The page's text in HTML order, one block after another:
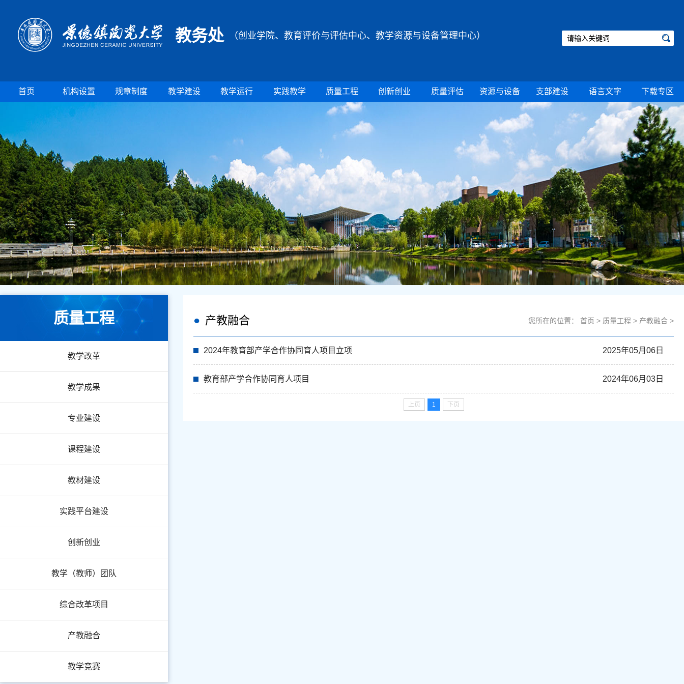
教务处 （创业学院、教育评价与评估中心、教学资源与设备管理中心）
首页 机构设置 规章制度 教学建设 教学运行 实践教学 质量工程 创新创业 质量评估 资源与设备 支部建设 语言文字 下载专区
质量工程
教学改革
教学成果
专业建设
课程建设
教材建设
实践平台建设
创新创业
教学（教师）团队
综合改革项目
产教融合
教学竞赛
产教融合 您所在的位置： 首页 > 质量工程 > 产教融合 >
2024年教育部产学合作协同育人项目立项 2025年05月06日
教育部产学合作协同育人项目 2024年06月03日
上页 1 下页